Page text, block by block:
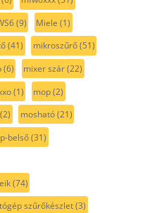
(9) Miele (1)
(41) mikroszűrő(51)
(6) mixer szár(22)
(1) mop(2)
(2) mosható(21)
belső(31)
(74)
szűrőkészlet(3)